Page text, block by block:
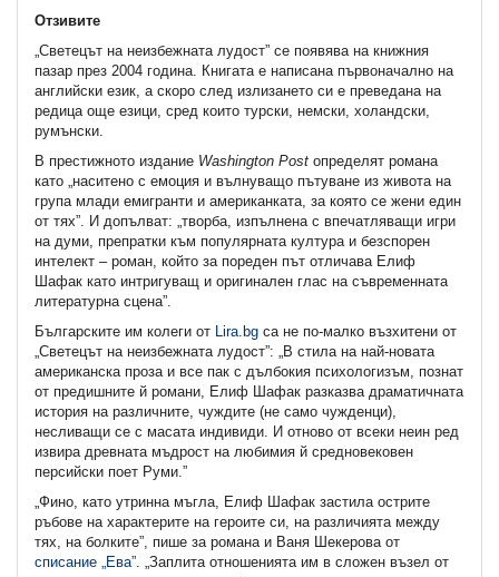
Отзивите
„Светецът на неизбежната лудост” се появява на книжния
пазар през 2004 година. Книгата е написана първоначално на
английски език, а скоро след излизането си е преведана на
редица още езици, сред които турски, немски, холандски,
румънски.
В престижното издание Washington Post определят романа
като „наситено с емоция и вълнуващо пътуване из живота на
група млади емигранти и американката, за която се жени един
от тях”. И допълват: „творба, изпълнена с впечатляващи игри
на думи, препратки към популярната култура и безспорен
интелект – роман, който за пореден път отличава Елиф
Шафак като интригуващ и оригинален глас на съвременната
литературна сцена”.
Българските им колеги от Lira.bg са не по-малко възхитени от
„Светецът на неизбежната лудост”: „В стила на най-новата
американска проза и все пак с дълбокия психологизъм, познат
от предишните й романи, Елиф Шафак разказва драматичната
история на различните, чуждите (не само чужденци),
несливащи се с масата индивиди. И отново от всеки неин ред
извира древната мъдрост на любимия й средновековен
персийски поет Руми.”
„Фино, като утринна мъгла, Елиф Шафак застила острите
ръбове на характерите на героите си, на различията между
тях, на болките”, пише за романа и Ваня Шекерова от
списание „Ева” . „Заплита отношенията им в сложен възел от